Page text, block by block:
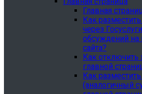
Главная
Как
через
обсуждений на
сайта?
Как отключить
главной
Как
(аналогичный